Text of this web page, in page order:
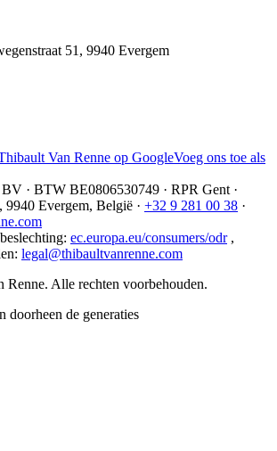
51, 9940 Evergem
Van Renne op GoogleVoeg ons toe als
BV · BTW BE0806530749 · RPR Gent ·
9940 Evergem, België · +32 9 281 00 38 ·
: ec.europa.eu/consumers/odr ,
: legal@thibaultvanrenne.com
Alle rechten voorbehouden.
doorheen de generaties